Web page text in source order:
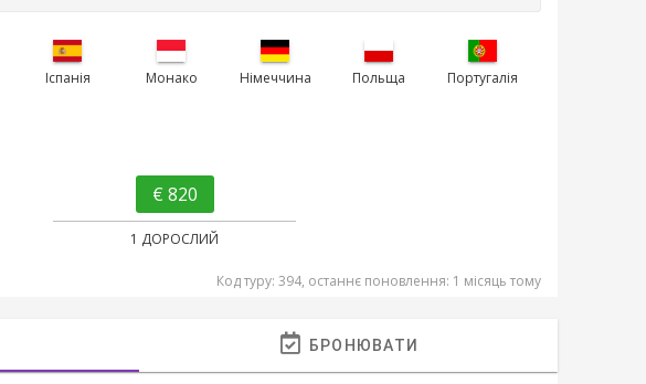
Іспанія Монако Німеччина Польща Португалія
€ 820
1 ДОРОСЛИЙ
Код туру: 394, останнє поновлення: 1 місяць тому
БРОНЮВАТИ